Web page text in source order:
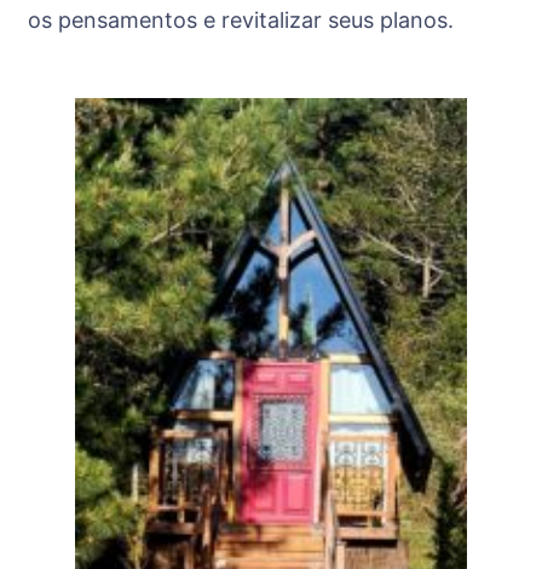
os pensamentos e revitalizar seus planos.